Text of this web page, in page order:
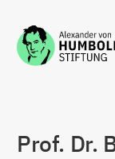
Jump to the
Prof. Dr.